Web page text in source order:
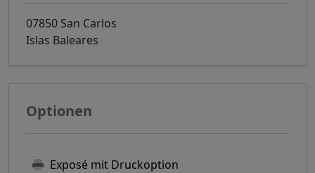
07850 San Carlos
Islas Baleares
Optionen
Exposé mit Druckoption